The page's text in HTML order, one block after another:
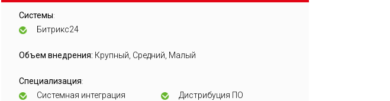
Системы:
Битрикс24
Объем внедрения: Крупный, Средний, Малый
Специализация:
Системная интеграция
Дистрибуция ПО